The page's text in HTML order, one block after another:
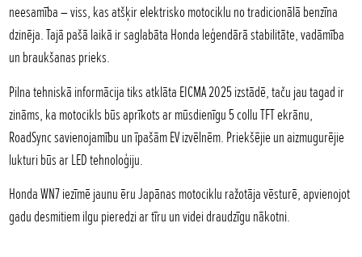
neesamība – viss, kas atšķir elektrisko motociklu no tradicionālā benzīna
dzinēja. Tajā pašā laikā ir saglabāta Honda leģendārā stabilitāte, vadāmība
un braukšanas prieks.
Pilna tehniskā informācija tiks atklāta EICMA 2025 izstādē, taču jau tagad ir
zināms, ka motocikls būs aprīkots ar mūsdienīgu 5 collu TFT ekrānu,
RoadSync savienojamību un īpašām EV izvēlnēm. Priekšējie un aizmugurējie
lukturi būs ar LED tehnoloģiju.
Honda WN7 iezīmē jaunu ēru Japānas motociklu ražotāja vēsturē, apvienojot
gadu desmitiem ilgu pieredzi ar tīru un videi draudzīgu nākotni.